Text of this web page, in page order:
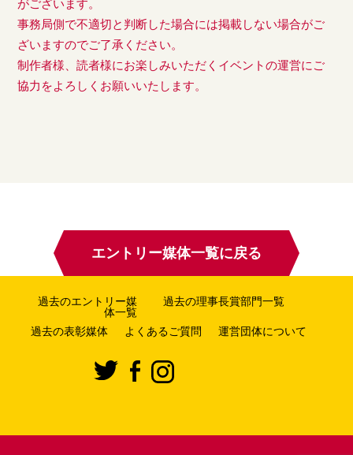
がございます。
事務局側で不適切と判断した場合には掲載しない場合がご
ざいますのでご了承ください。
制作者様、読者様にお楽しみいただくイベントの運営にご
協力をよろしくお願いいたします。
エントリー媒体一覧に戻る
過去のエントリー媒
体一覧
過去の理事長賞部門一覧
過去の表彰媒体 よくあるご質問 運営団体について